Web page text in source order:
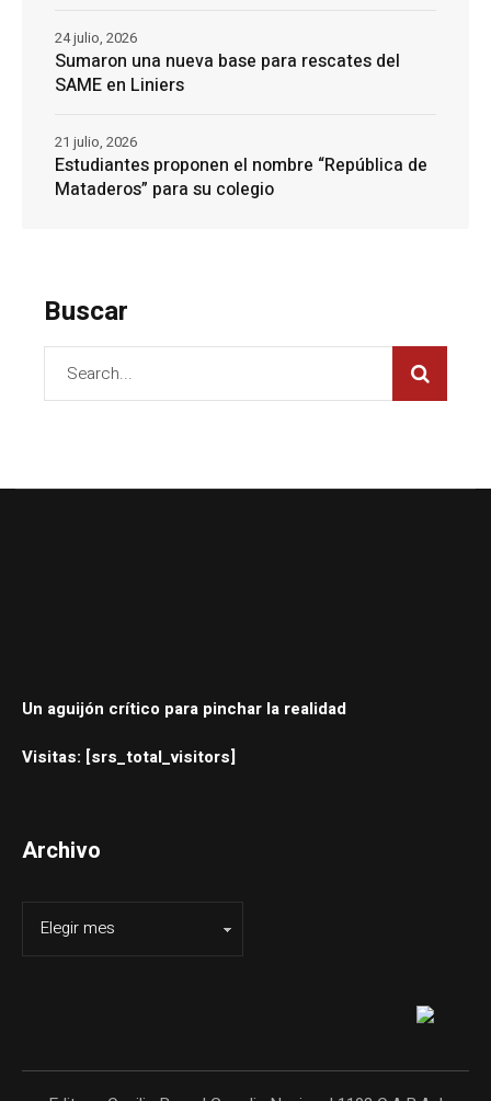
Sumaron una nueva base para rescates del
SAME en Liniers
24 julio, 2026
Estudiantes proponen el nombre “República de
Mataderos” para su colegio
21 julio, 2026
Buscar
Un aguijón crítico para pinchar la realidad
Visitas: [srs_total_visitors]
Archivo